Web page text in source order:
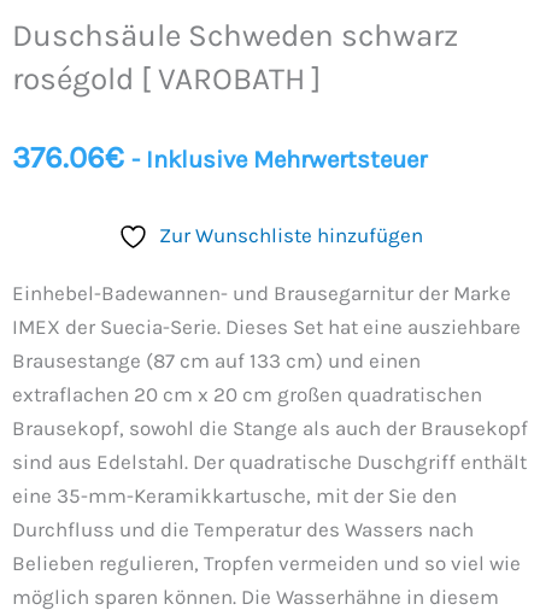
Duschsäule Schweden schwarz
roségold [ VAROBATH ]
376.06€ - Inklusive Mehrwertsteuer
Zur Wunschliste hinzufügen
Einhebel-Badewannen- und Brausegarnitur der Marke
IMEX der Suecia-Serie. Dieses Set hat eine ausziehbare
Brausestange (87 cm auf 133 cm) und einen
extraflachen 20 cm x 20 cm großen quadratischen
Brausekopf, sowohl die Stange als auch der Brausekopf
sind aus Edelstahl. Der quadratische Duschgriff enthält
eine 35-mm-Keramikkartusche, mit der Sie den
Durchfluss und die Temperatur des Wassers nach
Belieben regulieren, Tropfen vermeiden und so viel wie
möglich sparen können. Die Wasserhähne in diesem
roségold
[
VAROBATH
Menge